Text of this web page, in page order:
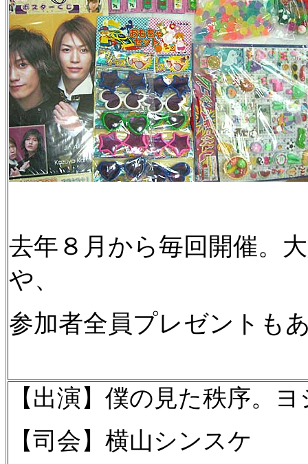
去年８月から毎回開催。
や、
参加者全員プレゼントも
【出演】僕の見た秩序。
【司会】横山シンスケ